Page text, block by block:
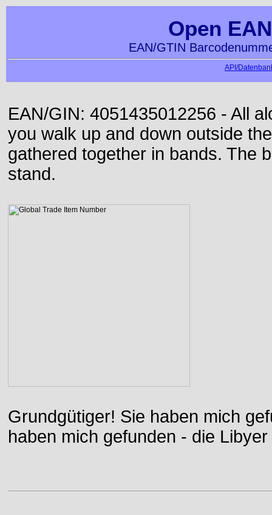
Open
EAN/GTIN
API/
EAN/GIN: 4051435012256 - All
you walk up and down outside
gathered together in bands. The
stand.
Grundgütiger! Sie haben mich
haben mich gefunden - die